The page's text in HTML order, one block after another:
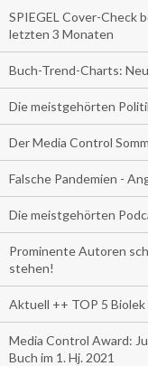
SPIEGEL Cover-Check
letzten 3 Monaten
Buch-Trend-Charts:
Die meistgehörten
Der Media Control
Falsche Pandemien -
Die meistgehörten
Prominente Autoren
stehen!
Aktuell ++ TOP 5
Media Control Award:
Buch im 1. Hj. 2021